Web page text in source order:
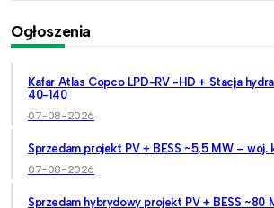
Ogłoszenia
Kafar Atlas Copco LPD-RV -HD + Stacja
40-140
07-08-2026
Sprzedam projekt PV + BESS ~5,5 MW – woj.
07-08-2026
Sprzedam hybrydowy projekt PV + BESS ~80